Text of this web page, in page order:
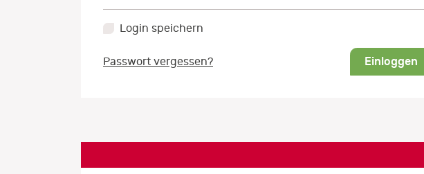
Login speichern
Passwort vergessen? Einloggen